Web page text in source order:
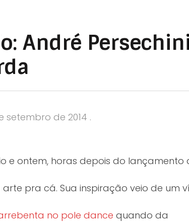
André Persechini
setembro de 2014 .
e ontem, horas depois do lançamento
pra cá. Sua inspiração veio de um
no pole dance quando da